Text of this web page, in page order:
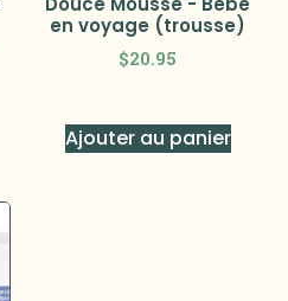
en voyage (trousse)
$20.95
Ajouter au panier